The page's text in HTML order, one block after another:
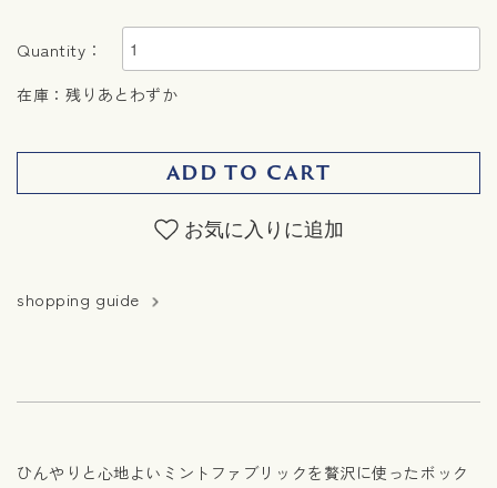
Quantity：
在庫：残りあとわずか
ADD TO CART
お気に入りに追加
shopping guide
ひんやりと心地よいミントファブリックを贅沢に使ったボック